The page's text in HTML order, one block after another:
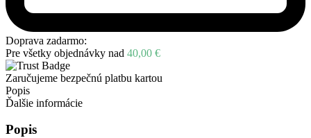
Doprava zadarmo:
Pre všetky objednávky nad 40,00 €
Zaručujeme bezpečnú platbu kartou
Popis
Ďalšie informácie
Popis